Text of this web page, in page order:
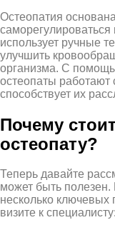
Остеопатия
использует ручные
улучшить
организма. С
остеопаты
способствует их
Почему
остеопату?
Теперь давайте
может быть полезен.
несколько ключевых
визите к специалисту: